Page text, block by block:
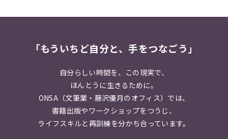
「もういちど自分と、手をつなごう」
自分らしい時間を、この現実で、
ほんとうに生きるために。
ONSA（文筆業・藤沢優月のオフィス）では、
書籍出版やワークショップをつうじ、
ライフスキルと再訓練を分かち合っています。